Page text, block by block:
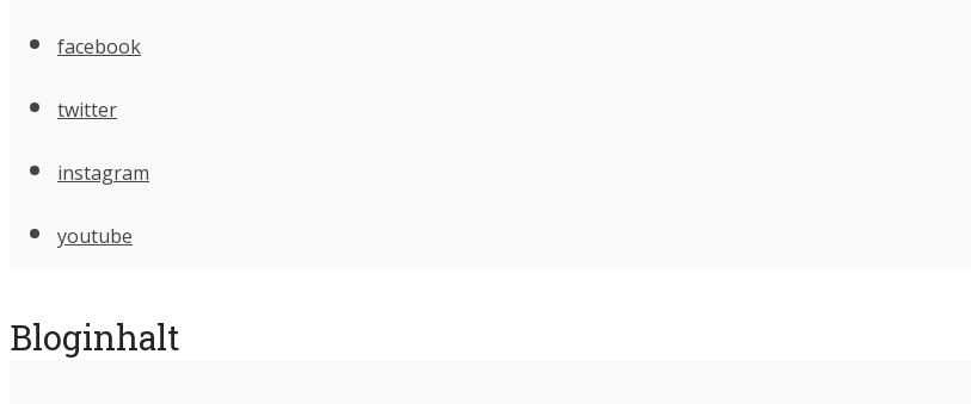
facebook
twitter
instagram
youtube
Bloginhalt